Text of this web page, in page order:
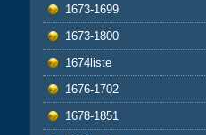
1673-1699
1673-1800
1674liste
1676-1702
1678-1851